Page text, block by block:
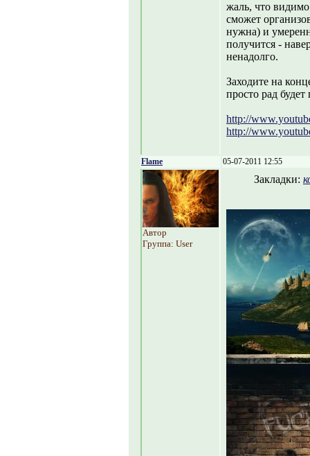
жаль, что видимо
сможет
нужна) и
получится -
ненадолго.
Заходите на
просто рад будет
http://
http://
Flame 05-07-2011 12:55
Автор
Группа: User
Закладки: